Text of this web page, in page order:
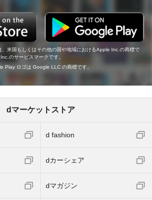
米国もしくはその他の国や地域におけるApple Inc.の商標で
のサービスマークです。
Play ロゴは Google LLC の商標です。
dマーケットストア
d fashion
dカーシェア
dマガジン